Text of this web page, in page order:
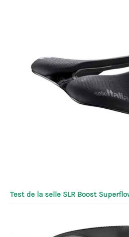
Test de la selle SLR Boost